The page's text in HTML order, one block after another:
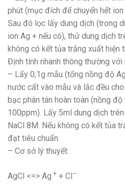
phút (mục đích để chuyển hết
Sau đó lọc lấy dung dịch (trong
ion Ag + nếu có), thử dung dịch
không có kết tủa trắng xuất hiện
Định tính nhanh thông thường
– Lấy 0,1g mẫu (tổng nồng độ
nước cất vào mẫu và lắc đều
bạc phân tán hoàn toàn (nồng
100ppm). Lấy 5ml dung dịch
NaCl 8M. Nếu không có kết tủa
đạt tiêu chuẩn.
– Cơ sở lý thuyết:
AgCl <=> Ag + + Cl –